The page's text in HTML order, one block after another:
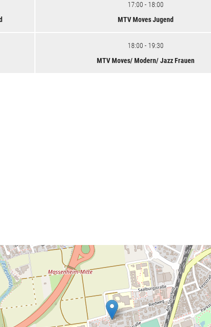
17:00 - 18:00
MTV Moves Jugend
18:00 - 19:30
MTV Moves/ Modern/ Jazz Frauen